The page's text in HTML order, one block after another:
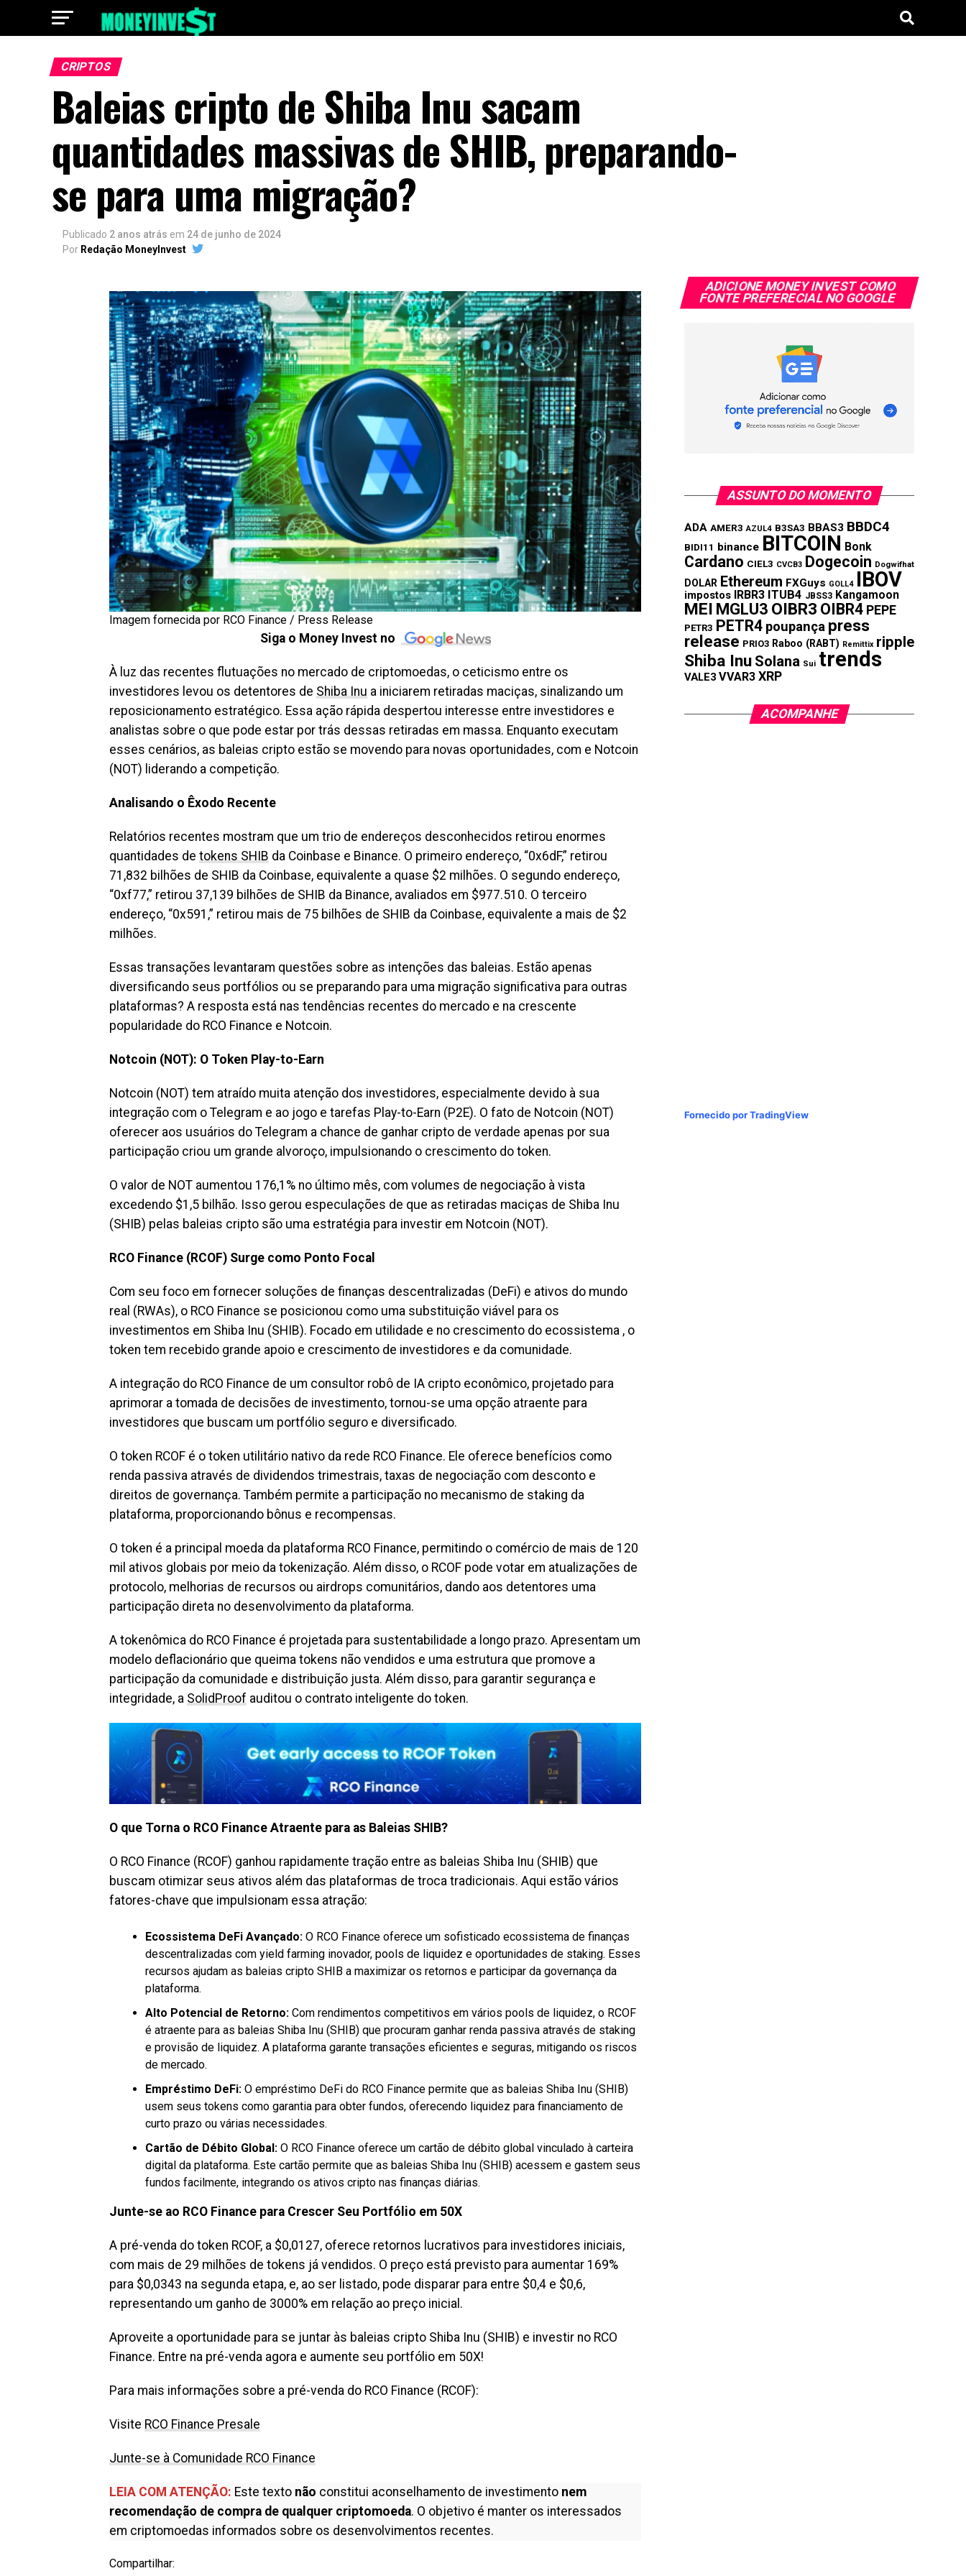
CRIPTOS
Baleias cripto de Shiba Inu sacam
quantidades massivas de SHIB, preparando-
se para uma migração?
Publicado 2 anos atrás em 24 de junho de 2024
Por Redação MoneyInvest
Imagem fornecida por RCO Finance / Press Release
Siga o Money Invest no
À luz das recentes flutuações no mercado de criptomoedas, o ceticismo entre os
investidores levou os detentores de Shiba Inu a iniciarem retiradas maciças, sinalizando um
reposicionamento estratégico. Essa ação rápida despertou interesse entre investidores e
analistas sobre o que pode estar por trás dessas retiradas em massa. Enquanto executam
esses cenários, as baleias cripto estão se movendo para novas oportunidades, com e Notcoin
(NOT) liderando a competição.
Analisando o Êxodo Recente
Relatórios recentes mostram que um trio de endereços desconhecidos retirou enormes
quantidades de tokens SHIB da Coinbase e Binance. O primeiro endereço, “0x6dF,” retirou
71,832 bilhões de SHIB da Coinbase, equivalente a quase $2 milhões. O segundo endereço,
“0xf77,” retirou 37,139 bilhões de SHIB da Binance, avaliados em $977.510. O terceiro
endereço, “0x591,” retirou mais de 75 bilhões de SHIB da Coinbase, equivalente a mais de $2
milhões.
Essas transações levantaram questões sobre as intenções das baleias. Estão apenas
diversificando seus portfólios ou se preparando para uma migração significativa para outras
plataformas? A resposta está nas tendências recentes do mercado e na crescente
popularidade do RCO Finance e Notcoin.
Notcoin (NOT): O Token Play-to-Earn
Notcoin (NOT) tem atraído muita atenção dos investidores, especialmente devido à sua
integração com o Telegram e ao jogo e tarefas Play-to-Earn (P2E). O fato de Notcoin (NOT)
oferecer aos usuários do Telegram a chance de ganhar cripto de verdade apenas por sua
participação criou um grande alvoroço, impulsionando o crescimento do token.
O valor de NOT aumentou 176,1% no último mês, com volumes de negociação à vista
excedendo $1,5 bilhão. Isso gerou especulações de que as retiradas maciças de Shiba Inu
(SHIB) pelas baleias cripto são uma estratégia para investir em Notcoin (NOT).
RCO Finance (RCOF) Surge como Ponto Focal
Com seu foco em fornecer soluções de finanças descentralizadas (DeFi) e ativos do mundo
real (RWAs), o RCO Finance se posicionou como uma substituição viável para os
investimentos em Shiba Inu (SHIB). Focado em utilidade e no crescimento do ecossistema , o
token tem recebido grande apoio e crescimento de investidores e da comunidade.
A integração do RCO Finance de um consultor robô de IA cripto econômico, projetado para
aprimorar a tomada de decisões de investimento, tornou-se uma opção atraente para
investidores que buscam um portfólio seguro e diversificado.
O token RCOF é o token utilitário nativo da rede RCO Finance. Ele oferece benefícios como
renda passiva através de dividendos trimestrais, taxas de negociação com desconto e
direitos de governança. Também permite a participação no mecanismo de staking da
plataforma, proporcionando bônus e recompensas.
O token é a principal moeda da plataforma RCO Finance, permitindo o comércio de mais de 120
mil ativos globais por meio da tokenização. Além disso, o RCOF pode votar em atualizações de
protocolo, melhorias de recursos ou airdrops comunitários, dando aos detentores uma
participação direta no desenvolvimento da plataforma.
A tokenômica do RCO Finance é projetada para sustentabilidade a longo prazo. Apresentam um
modelo deflacionário que queima tokens não vendidos e uma estrutura que promove a
participação da comunidade e distribuição justa. Além disso, para garantir segurança e
integridade, a SolidProof auditou o contrato inteligente do token.
O que Torna o RCO Finance Atraente para as Baleias SHIB?
O RCO Finance (RCOF) ganhou rapidamente tração entre as baleias Shiba Inu (SHIB) que
buscam otimizar seus ativos além das plataformas de troca tradicionais. Aqui estão vários
fatores-chave que impulsionam essa atração:
Ecossistema DeFi Avançado: O RCO Finance oferece um sofisticado ecossistema de finanças
descentralizadas com yield farming inovador, pools de liquidez e oportunidades de staking. Esses
recursos ajudam as baleias cripto SHIB a maximizar os retornos e participar da governança da
plataforma.
Alto Potencial de Retorno: Com rendimentos competitivos em vários pools de liquidez, o RCOF
é atraente para as baleias Shiba Inu (SHIB) que procuram ganhar renda passiva através de staking
e provisão de liquidez. A plataforma garante transações eficientes e seguras, mitigando os riscos
de mercado.
Empréstimo DeFi: O empréstimo DeFi do RCO Finance permite que as baleias Shiba Inu (SHIB)
usem seus tokens como garantia para obter fundos, oferecendo liquidez para financiamento de
curto prazo ou várias necessidades.
Cartão de Débito Global: O RCO Finance oferece um cartão de débito global vinculado à carteira
digital da plataforma. Este cartão permite que as baleias Shiba Inu (SHIB) acessem e gastem seus
fundos facilmente, integrando os ativos cripto nas finanças diárias.
Junte-se ao RCO Finance para Crescer Seu Portfólio em 50X
A pré-venda do token RCOF, a $0,0127, oferece retornos lucrativos para investidores iniciais,
com mais de 29 milhões de tokens já vendidos. O preço está previsto para aumentar 169%
para $0,0343 na segunda etapa, e, ao ser listado, pode disparar para entre $0,4 e $0,6,
representando um ganho de 3000% em relação ao preço inicial.
Aproveite a oportunidade para se juntar às baleias cripto Shiba Inu (SHIB) e investir no RCO
Finance. Entre na pré-venda agora e aumente seu portfólio em 50X!
Para mais informações sobre a pré-venda do RCO Finance (RCOF):
Visite RCO Finance Presale
Junte-se à Comunidade RCO Finance
LEIA COM ATENÇÃO: Este texto não constitui aconselhamento de investimento nem
recomendação de compra de qualquer criptomoeda. O objetivo é manter os interessados
em criptomoedas informados sobre os desenvolvimentos recentes.
Compartilhar:
ADICIONE MONEY INVEST COMO
FONTE PREFERECIAL NO GOOGLE
ASSUNTO DO MOMENTO
ADA AMER3 AZUL4 B3SA3 BBAS3 BBDC4
BIDI11 binance BITCOIN Bonk
Cardano CIEL3 CVCB3 Dogecoin Dogwifhat
DOLAR Ethereum FXGuys GOLL4 IBOV
impostos IRBR3 ITUB4 JBSS3 Kangamoon
MEI MGLU3 OIBR3 OIBR4 PEPE
PETR3 PETR4 poupança press
release PRIO3 Raboo (RABT) Remittix ripple
Shiba Inu Solana Sui trends
VALE3 VVAR3 XRP
ACOMPANHE
Fornecido por TradingView